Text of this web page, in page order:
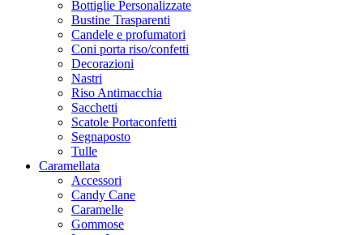
Bottiglie Personalizzate
Bustine Trasparenti
Candele e profumatori
Coni porta riso/confetti
Decorazioni
Nastri
Riso Antimacchia
Sacchetti
Scatole Portaconfetti
Segnaposto
Tulle
Caramellata
Accessori
Candy Cane
Caramelle
Gommose